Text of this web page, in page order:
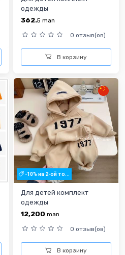
одежды
362.5 man
0 отзыв(ов)
В корзину
-10% на 2-ой то...
Для детей комплект
одежды
12,200 man
0 отзыв(ов)
В корзину